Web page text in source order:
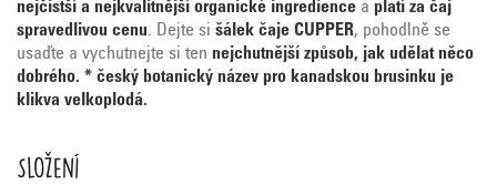
nejčistší a nejkvalitnější organické ingredience a platí za čaj
spravedlivou cenu. Dejte si šálek čaje CUPPER, pohodlně se
usaďte a vychutnejte si ten nejchutnější způsob, jak udělat něco
dobrého. * český botanický název pro kanadskou brusinku je
klikva velkoplodá.
Složení